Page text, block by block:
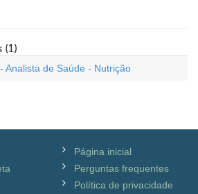
(1)
Analista de Saúde - Nutrição
Página inicial
Perguntas frequentes
Política de privacidade